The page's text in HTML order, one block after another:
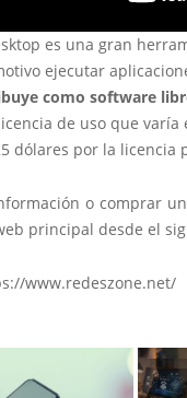
es una gran
ejecutar
como software
de uso que
dólares por la licencia
o comprar
principal desde el
www.redeszone.net/